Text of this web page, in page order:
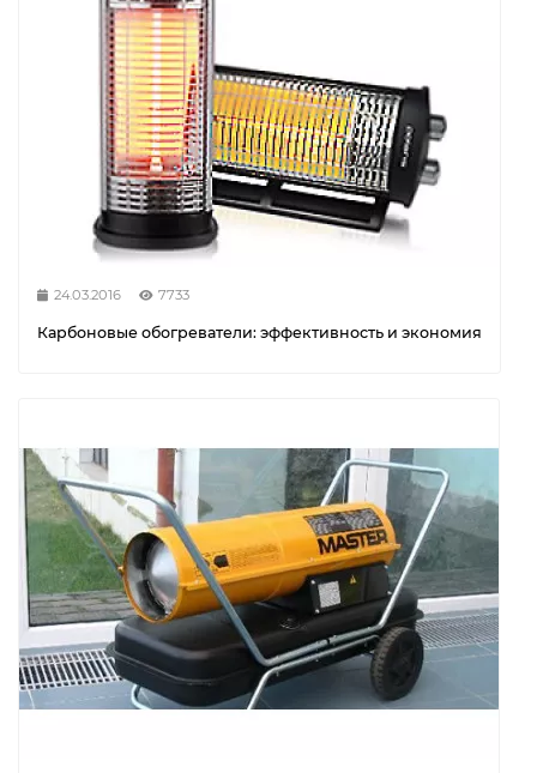
24.03.2016 7733
Карбоновые обогреватели: эффективность и экономия